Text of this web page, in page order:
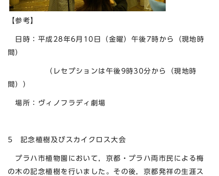
【参考】
日時：平成28年6月10日（金曜）午後7時から（現地時
間）
（レセプションは午後9時30分から（現地時
間））
場所：ヴィノフラディ劇場
5 記念植樹及びスカイクロス大会
プラハ市植物園において，京都・プラハ両市民による梅
の木の記念植樹を行いました。その後，京都発祥の生涯ス